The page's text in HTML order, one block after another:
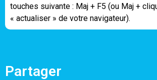
touches suivante : Maj + F5 (ou Maj +
« actualiser » de votre navigateur).
Partager